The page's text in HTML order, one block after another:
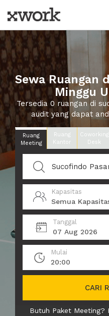
Sewa Ruangan
Minggu
Tersedia 0 ruangan di
audit yang dapat
Ruang
Meeting
Ruang
Kantor
Coworking
Desk
Kapasitas
Semua
Tanggal
07 Aug 2026
Mulai
20:00
CARI
Butuh Paket Meeting?